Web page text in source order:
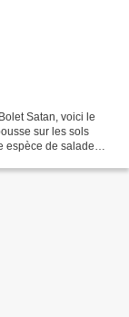
Satan, voici le
sur les sols
espèce de salade